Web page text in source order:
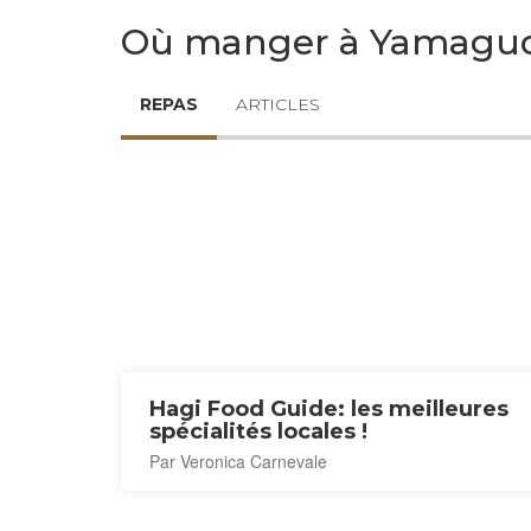
Où manger à
REPAS ARTICLES
Hagi Food Guide: les meilleures
spécialités locales !
Par Veronica Carnevale